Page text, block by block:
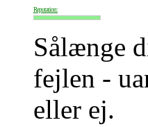
Reputation:
Sålænge
fejlen -
eller ej.